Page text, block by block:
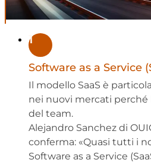
1
Software as a Service
Il modello SaaS è
nei nuovi mercati perché
del team.
Alejandro Sanchez di
conferma: «Quasi tutti i
Software as a Service